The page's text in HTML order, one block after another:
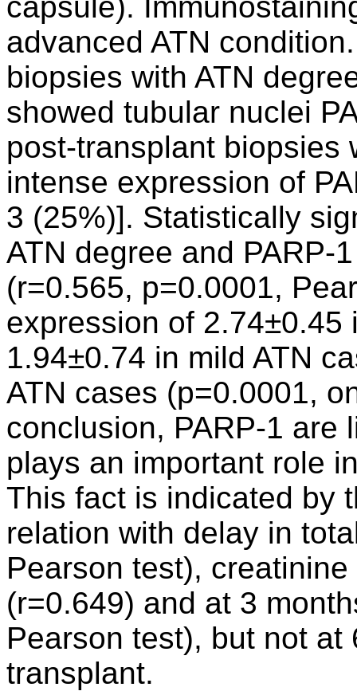
advanced ATN
biopsies with ATN
showed tubular nuclei
post-transplant biopsies
intense expression of
3 (25%)]. Statistically
ATN degree and PARP-
(r=0.565, p=0.0001,
expression of 2.74±0.45
1.94±0.74 in mild ATN
ATN cases (p=0.0001,
conclusion, PARP-1 are
plays an important role
This fact is indicated by
relation with delay in
Pearson test),
(r=0.649) and at 3
Pearson test), but not at
transplant.